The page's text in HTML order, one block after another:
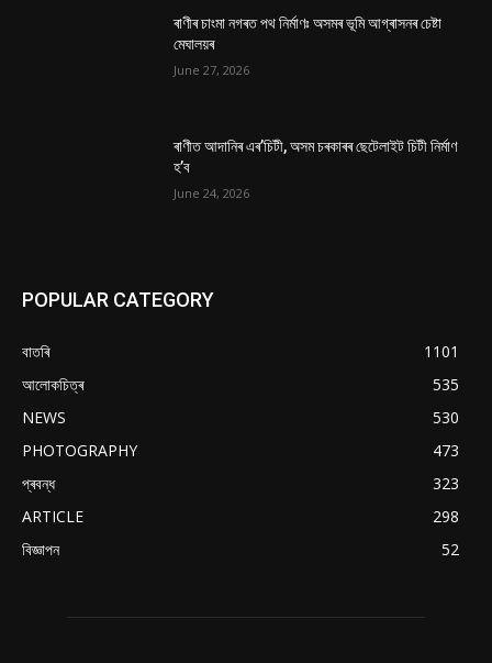
ৰাণীৰ চাংমা নগৰত পথ নিৰ্মাণঃ অসমৰ ভূমি আগ্ৰাসনৰ চেষ্টা
মেঘালয়ৰ
June 27, 2026
ৰাণীত আদানিৰ এৰ’চিটী, অসম চৰকাৰৰ ছেটেলাইট চিটী নিৰ্মাণ
হ’ব
June 24, 2026
POPULAR CATEGORY
বাতৰি
1101
আলোকচিত্ৰ
535
NEWS
530
PHOTOGRAPHY
473
প্ৰবন্ধ
323
ARTICLE
298
বিজ্ঞাপন
52